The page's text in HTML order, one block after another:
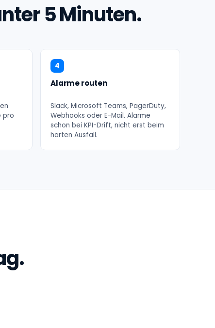
5 Minuten.
pro
4
Alarme routen
Slack, Microsoft Teams, PagerDuty,
Webhooks oder E-Mail. Alarme
schon bei KPI-Drift, nicht erst beim
harten Ausfall.